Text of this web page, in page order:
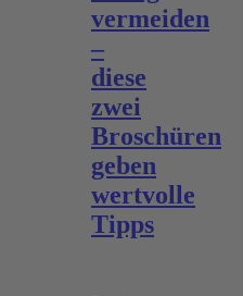
vermeiden
–
diese
zwei
Broschüren
geben
wertvolle
Tipps